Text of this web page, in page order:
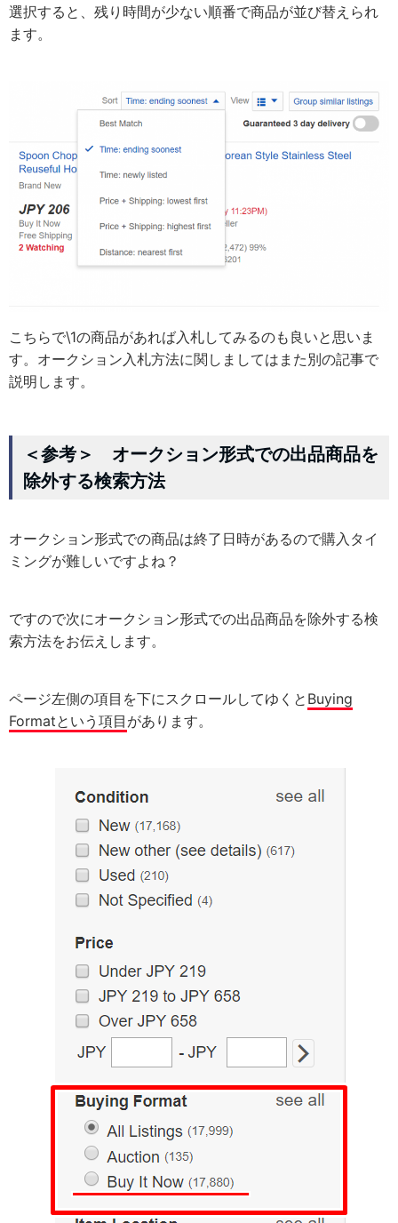
選択すると、残り時間が少ない順番で商品が並び替えられ
ます。
こちらで\1の商品があれば入札してみるのも良いと思いま
す。オークション入札方法に関しましてはまた別の記事で
説明します。
＜参考＞ オークション形式での出品商品を
除外する検索方法
オークション形式での商品は終了日時があるので購入タイ
ミングが難しいですよね？
ですので次にオークション形式での出品商品を除外する検
索方法をお伝えします。
ページ左側の項目を下にスクロールしてゆくと Buying
Formatという項目 があります。